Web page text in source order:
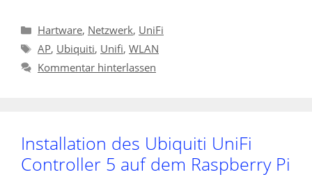
Kategorien
Hartware, Netzwerk, UniFi
Schlagwörter
AP, Ubiquiti, Unifi, WLAN
Kommentar hinterlassen
Installation des Ubiquiti UniFi
Controller 5 auf dem Raspberry Pi